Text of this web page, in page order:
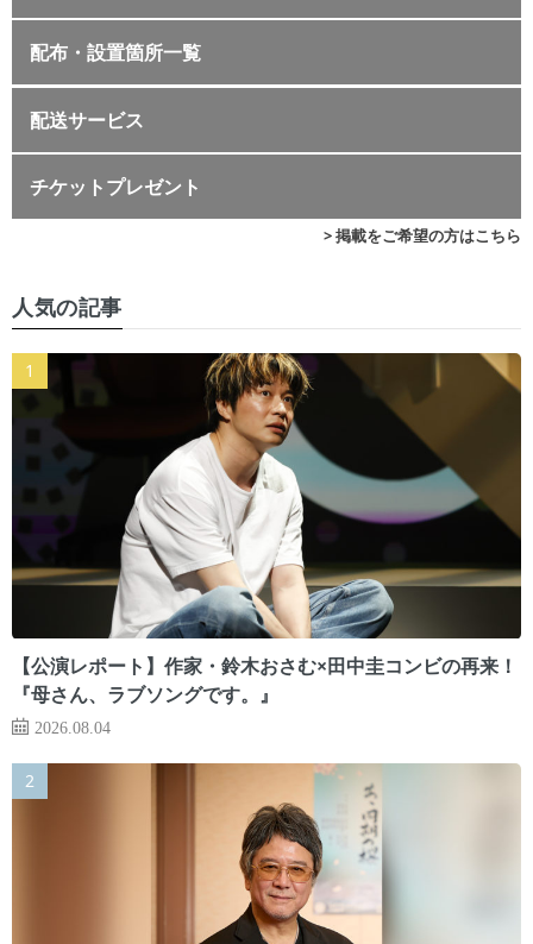
配布・設置箇所一覧
配送サービス
チケットプレゼント
> 掲載をご希望の方はこちら
人気の記事
【公演レポート】作家・鈴木おさむ×田中圭コンビの再来！
『母さん、ラブソングです。』
2026.08.04